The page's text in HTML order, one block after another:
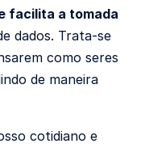
facilita a tomada
dados. Trata-se
como seres
de maneira
cotidiano e